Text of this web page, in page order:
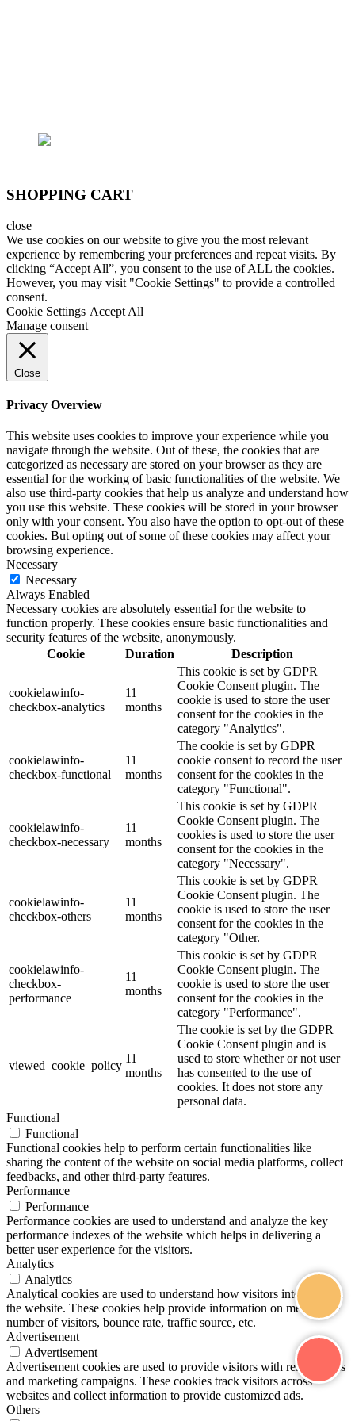
SHOPPING CART
close
We use cookies on our website to give you the most relevant
experience by remembering your preferences and repeat visits. By
clicking “Accept All”, you consent to the use of ALL the cookies.
However, you may visit "Cookie Settings" to provide a controlled
consent.
Cookie Settings Accept All
Manage consent
Close
Privacy Overview
This website uses cookies to improve your experience while you
navigate through the website. Out of these, the cookies that are
categorized as necessary are stored on your browser as they are
essential for the working of basic functionalities of the website. We
also use third-party cookies that help us analyze and understand how
you use this website. These cookies will be stored in your browser
only with your consent. You also have the option to opt-out of these
cookies. But opting out of some of these cookies may affect your
browsing experience.
Necessary
Necessary
Always Enabled
Necessary cookies are absolutely essential for the website to
function properly. These cookies ensure basic functionalities and
security features of the website, anonymously.
Cookie
Duration Description
cookielawinfo-
checkbox-analytics
11
months
This cookie is set by GDPR
Cookie Consent plugin. The
cookie is used to store the user
consent for the cookies in the
category "Analytics".
cookielawinfo-
checkbox-functional
11
months
The cookie is set by GDPR
cookie consent to record the user
consent for the cookies in the
category "Functional".
cookielawinfo-
checkbox-necessary
11
months
This cookie is set by GDPR
Cookie Consent plugin. The
cookies is used to store the user
consent for the cookies in the
category "Necessary".
cookielawinfo-
checkbox-others
11
months
This cookie is set by GDPR
Cookie Consent plugin. The
cookie is used to store the user
consent for the cookies in the
category "Other.
cookielawinfo-
checkbox-
performance
11
months
This cookie is set by GDPR
Cookie Consent plugin. The
cookie is used to store the user
consent for the cookies in the
category "Performance".
viewed_cookie_policy
11
months
The cookie is set by the GDPR
Cookie Consent plugin and is
used to store whether or not user
has consented to the use of
cookies. It does not store any
personal data.
Functional
Functional
Functional cookies help to perform certain functionalities like
sharing the content of the website on social media platforms, collect
feedbacks, and other third-party features.
Performance
Performance
Performance cookies are used to understand and analyze the key
performance indexes of the website which helps in delivering a
better user experience for the visitors.
Analytics
Analytics
Analytical cookies are used to understand how visitors interact with
the website. These cookies help provide information on metrics the
number of visitors, bounce rate, traffic source, etc.
Advertisement
Advertisement
Advertisement cookies are used to provide visitors with relevant ads
and marketing campaigns. These cookies track visitors across
websites and collect information to provide customized ads.
Others